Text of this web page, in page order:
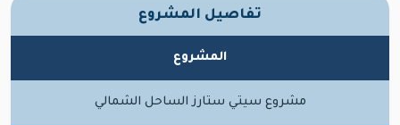
تفاصيل المشروع
المشروع
مشروع سيتي ستارز الساحل الشمالي